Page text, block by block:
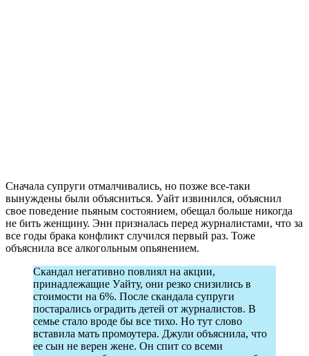
Сначала супруги отмалчивались, но позже все-таки
вынуждены были объясниться. Уайт извинился, объяснил
свое поведение пьяным состоянием, обещал больше никогда
не бить женщину. Энн призналась перед журналистами, что за
все годы брака конфликт случился первый раз. Тоже
объяснила все алкогольным опьянением.
Скандал негативно повлиял на акции,
принадлежащие Уайту, они резко снизились в
стоимости на 6%. После скандала супруги
постарались оградить детей от журналистов. В
семье стало вроде бы все тихо. Но тут слово
вставила мать промоутера. Джули объяснила, что
ее сын не верен жене. Он спит со всеми